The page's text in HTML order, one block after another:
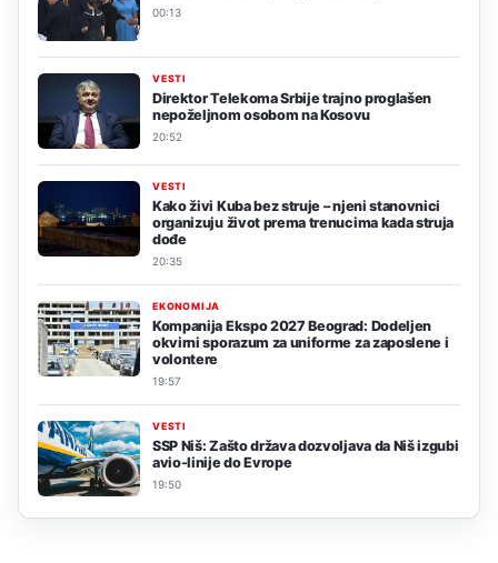
00:13
VESTI
Direktor Telekoma Srbije trajno proglašen
nepoželjnom osobom na Kosovu
20:52
VESTI
Kako živi Kuba bez struje – njeni stanovnici
organizuju život prema trenucima kada struja
dođe
20:35
EKONOMIJA
Kompanija Ekspo 2027 Beograd: Dodeljen
okvirni sporazum za uniforme za zaposlene i
volontere
19:57
VESTI
SSP Niš: Zašto država dozvoljava da Niš izgubi
avio-linije do Evrope
19:50